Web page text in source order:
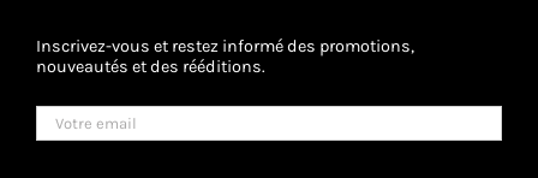
Inscrivez-vous et restez informé des promotions,
nouveautés et des rééditions.